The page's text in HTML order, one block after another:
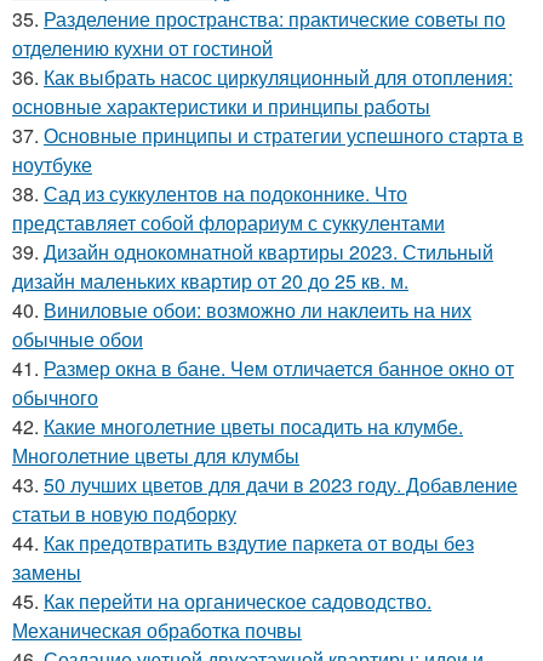
35. Разделение пространства: практические советы по
отделению кухни от гостиной
36. Как выбрать насос циркуляционный для отопления:
основные характеристики и принципы работы
37. Основные принципы и стратегии успешного старта в
ноутбуке
38. Сад из суккулентов на подоконнике. Что
представляет собой флорариум с суккулентами
39. Дизайн однокомнатной квартиры 2023. Стильный
дизайн маленьких квартир от 20 до 25 кв. м.
40. Виниловые обои: возможно ли наклеить на них
обычные обои
41. Размер окна в бане. Чем отличается банное окно от
обычного
42. Какие многолетние цветы посадить на клумбе.
Многолетние цветы для клумбы
43. 50 лучших цветов для дачи в 2023 году. Добавление
статьи в новую подборку
44. Как предотвратить вздутие паркета от воды без
замены
45. Как перейти на органическое садоводство.
Механическая обработка почвы